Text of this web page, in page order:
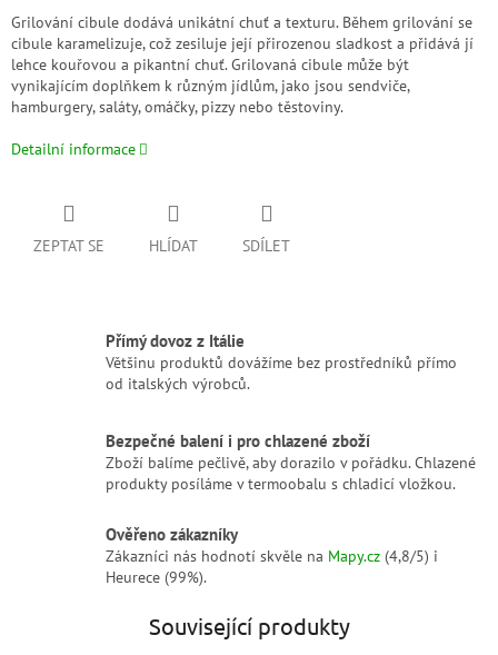
Grilování cibule dodává unikátní chuť a texturu. Během grilování se
cibule karamelizuje, což zesiluje její přirozenou sladkost a přidává jí
lehce kouřovou a pikantní chuť. Grilovaná cibule může být
vynikajícím doplňkem k různým jídlům, jako jsou sendviče,
hamburgery, saláty, omáčky, pizzy nebo těstoviny.
Detailní informace
ZEPTAT SE HLÍDAT SDÍLET
Přímý dovoz z Itálie
Většinu produktů dovážíme bez prostředníků přímo
od italských výrobců.
Bezpečné balení i pro chlazené zboží
Zboží balíme pečlivě, aby dorazilo v pořádku. Chlazené
produkty posíláme v termoobalu s chladicí vložkou.
Ověřeno zákazníky
Zákazníci nás hodnotí skvěle na Mapy.cz (4,8/5) i
Heurece (99%).
Související produkty